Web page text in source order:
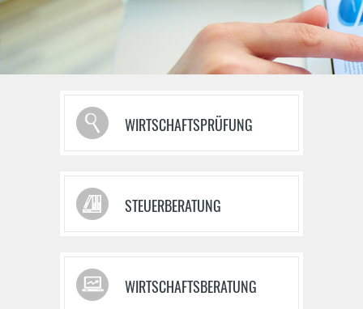
WIRTSCHAFTSPRÜFUNG
STEUERBERATUNG
WIRTSCHAFTSBERATUNG